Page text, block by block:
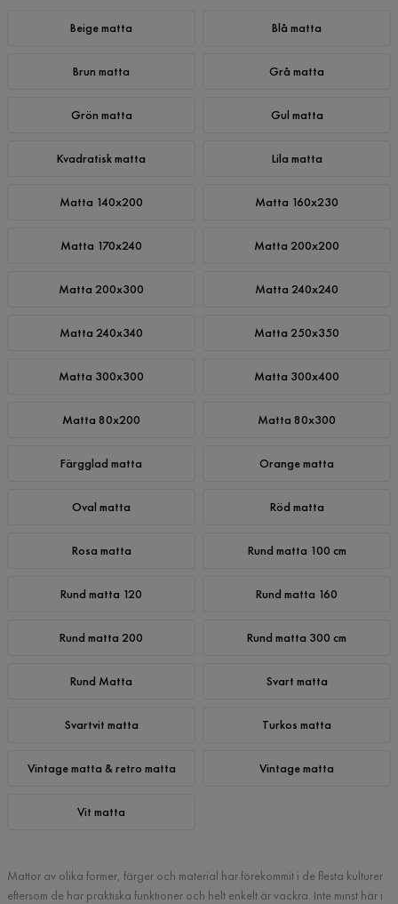
Beige matta Blå matta
Brun matta Grå matta
Grön matta Gul matta
Kvadratisk matta Lila matta
Matta 140x200 Matta 160x230
Matta 170x240 Matta 200x200
Matta 200x300 Matta 240x240
Matta 240x340 Matta 250x350
Matta 300x300 Matta 300x400
Matta 80x200 Matta 80x300
Färgglad matta Orange matta
Oval matta Röd matta
Rosa matta Rund matta 100 cm
Rund matta 120 Rund matta 160
Rund matta 200 Rund matta 300 cm
Rund Matta Svart matta
Svartvit matta Turkos matta
Vintage matta & retro matta Vintage matta
Vit matta
Mattor av olika former, färger och material har förekommit i de flesta kulturer
eftersom de har praktiska funktioner och helt enkelt är vackra. Inte minst här i